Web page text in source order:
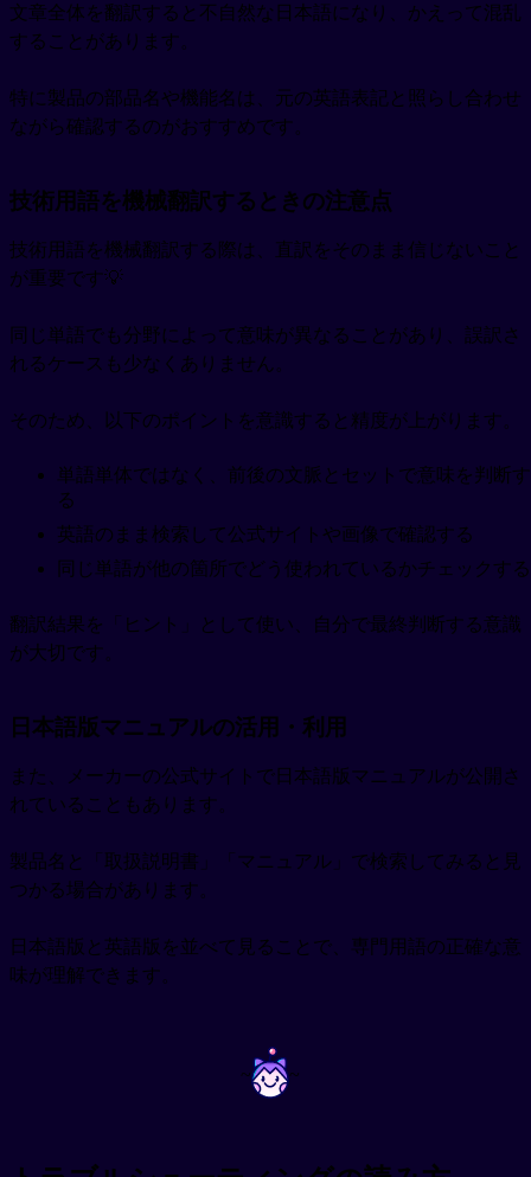
文章全体を翻訳すると不自然な日本語になり、かえって混乱
することがあります。
特に製品の部品名や機能名は、元の英語表記と照らし合わせ
ながら確認するのがおすすめです。
技術用語を機械翻訳するときの注意点
技術用語を機械翻訳する際は、直訳をそのまま信じないこと
が重要です💡
同じ単語でも分野によって意味が異なることがあり、誤訳さ
れるケースも少なくありません。
そのため、以下のポイントを意識すると精度が上がります。
単語単体ではなく、前後の文脈とセットで意味を判断す
る
英語のまま検索して公式サイトや画像で確認する
同じ単語が他の箇所でどう使われているかチェックする
翻訳結果を「ヒント」として使い、自分で最終判断する意識
が大切です。
日本語版マニュアルの活用・利用
また、メーカーの公式サイトで日本語版マニュアルが公開さ
れていることもあります。
製品名と「取扱説明書」「マニュアル」で検索してみると見
つかる場合があります。
日本語版と英語版を並べて見ることで、専門用語の正確な意
味が理解できます。
~ ~